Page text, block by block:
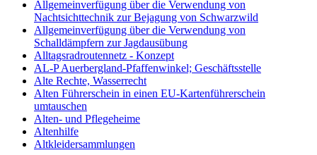
Allgemeinverfügung über die Verwendung von
Nachtsichttechnik zur Bejagung von Schwarzwild
Allgemeinverfügung über die Verwendung von
Schalldämpfern zur Jagdausübung
Alltagsradroutennetz - Konzept
AL-P Auerbergland-Pfaffenwinkel; Geschäftsstelle
Alte Rechte, Wasserrecht
Alten Führerschein in einen EU-Kartenführerschein
umtauschen
Alten- und Pflegeheime
Altenhilfe
Altkleidersammlungen